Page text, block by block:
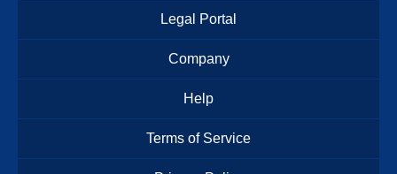
Legal Portal
Company
Help
Terms of Service